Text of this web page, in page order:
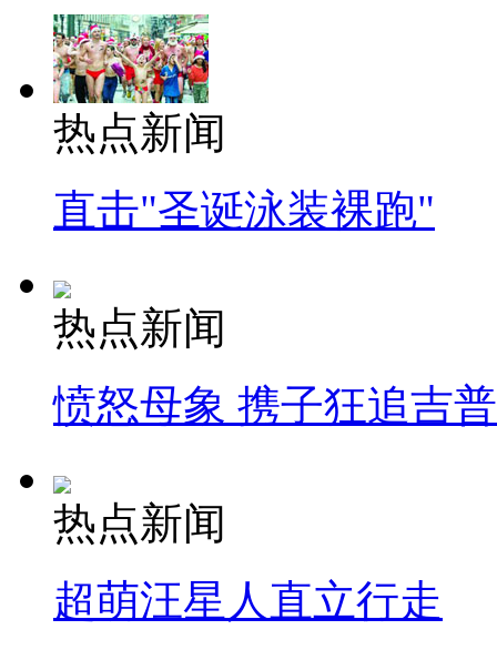
热点新闻
直击"圣诞泳装裸跑"
热点新闻
愤怒母象 携子狂追吉
热点新闻
超萌汪星人直立行走